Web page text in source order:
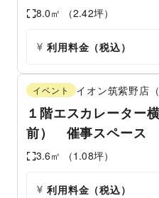
8.0㎡ （2.42坪）
利用料金（税込）
イベント イオン筑紫野店（
１階エスカレーター
前） 催事スペース
3.6㎡ （1.08坪）
利用料金（税込）